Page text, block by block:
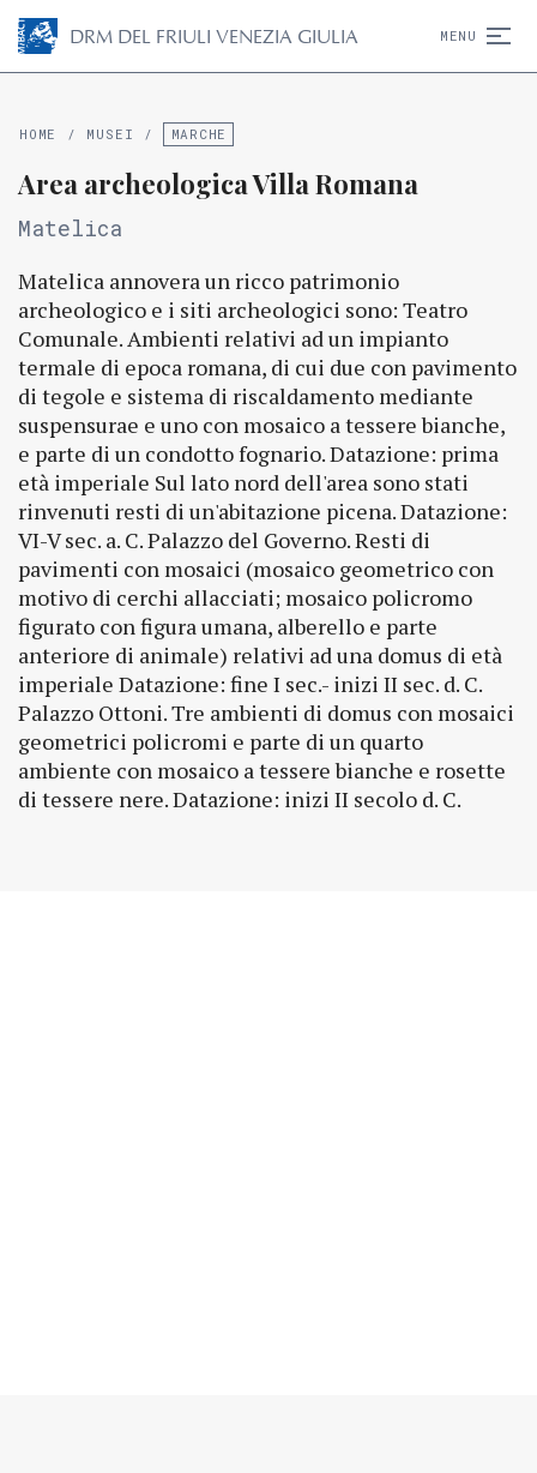
DRM DEL FRIULI VENEZIA GIULIA MENU
HOME / MUSEI / MARCHE
Area archeologica Villa Romana
Matelica
Matelica annovera un ricco patrimonio
archeologico e i siti archeologici sono: Teatro
Comunale. Ambienti relativi ad un impianto
termale di epoca romana, di cui due con pavimento
di tegole e sistema di riscaldamento mediante
suspensurae e uno con mosaico a tessere bianche,
e parte di un condotto fognario. Datazione: prima
età imperiale Sul lato nord dell'area sono stati
rinvenuti resti di un'abitazione picena. Datazione:
VI-V sec. a. C. Palazzo del Governo. Resti di
pavimenti con mosaici (mosaico geometrico con
motivo di cerchi allacciati; mosaico policromo
figurato con figura umana, alberello e parte
anteriore di animale) relativi ad una domus di età
imperiale Datazione: fine I sec.- inizi II sec. d. C.
Palazzo Ottoni. Tre ambienti di domus con mosaici
geometrici policromi e parte di un quarto
ambiente con mosaico a tessere bianche e rosette
di tessere nere. Datazione: inizi II secolo d. C.